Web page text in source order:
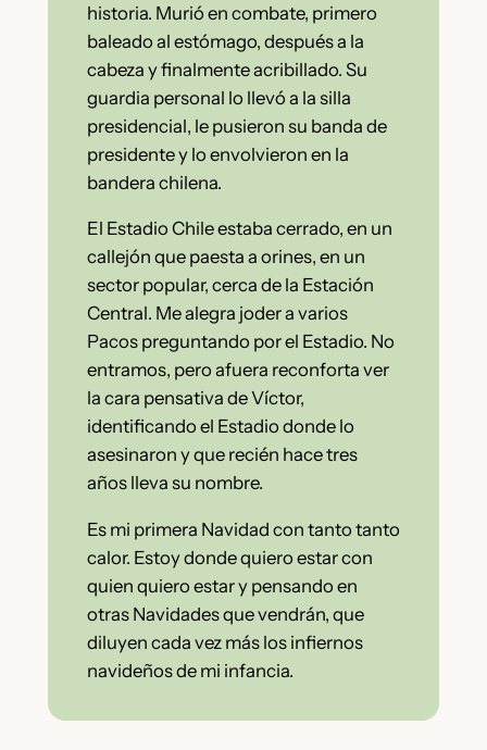
historia. Murió en combate, primero
baleado al estómago, después a la
cabeza y finalmente acribillado. Su
guardia personal lo llevó a la silla
presidencial, le pusieron su banda de
presidente y lo envolvieron en la
bandera chilena.
El Estadio Chile estaba cerrado, en un
callejón que paesta a orines, en un
sector popular, cerca de la Estación
Central. Me alegra joder a varios
Pacos preguntando por el Estadio. No
entramos, pero afuera reconforta ver
la cara pensativa de Víctor,
identificando el Estadio donde lo
asesinaron y que recién hace tres
años lleva su nombre.
Es mi primera Navidad con tanto tanto
calor. Estoy donde quiero estar con
quien quiero estar y pensando en
otras Navidades que vendrán, que
diluyen cada vez más los infiernos
navideños de mi infancia.